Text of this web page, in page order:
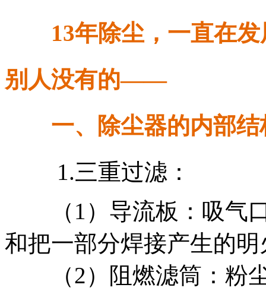
13年除尘，一直在
别人没有的——
一、除尘器的内部结
1.三重过滤：
（1）导流板：吸气口
和把一部分焊接产生的
（2）阻燃滤筒：粉尘